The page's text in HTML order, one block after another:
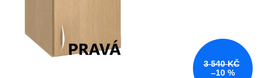
3 540 KČ
–10 %